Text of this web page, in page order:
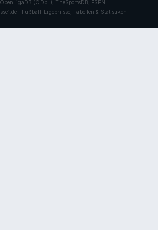
(ODbL), TheSportsDB, ESPN
| Fußball-Ergebnisse, Tabellen & Statistiken